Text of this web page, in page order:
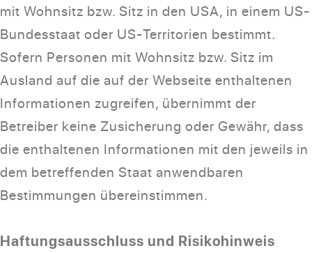
mit Wohnsitz bzw. Sitz in den USA, in einem US-
Bundesstaat oder US-Territorien bestimmt.
Sofern Personen mit Wohnsitz bzw. Sitz im
Ausland auf die auf der Webseite enthaltenen
Informationen zugreifen, übernimmt der
Betreiber keine Zusicherung oder Gewähr, dass
die enthaltenen Informationen mit den jeweils in
dem betreffenden Staat anwendbaren
Bestimmungen übereinstimmen.
Haftungsausschluss und Risikohinweis